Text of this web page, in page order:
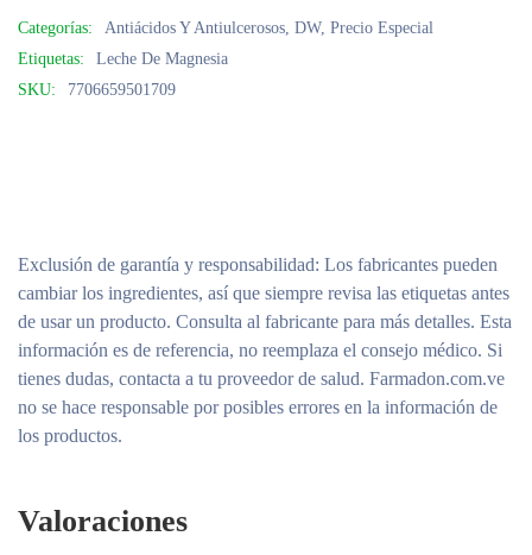
Categorías: Antiácidos Y Antiulcerosos DW, Precio Especial
Etiquetas:
Leche De Magnesia
SKU:
7706659501709
Exclusión de garantía y responsabilidad: Los fabricantes pueden
cambiar los ingredientes, así que siempre revisa las etiquetas antes
de usar un producto. Consulta al fabricante para más detalles. Esta
información es de referencia, no reemplaza el consejo médico. Si
tienes dudas, contacta a tu proveedor de salud. Farmadon.com.ve
no se hace responsable por posibles errores en la información de
los productos.
Valoraciones